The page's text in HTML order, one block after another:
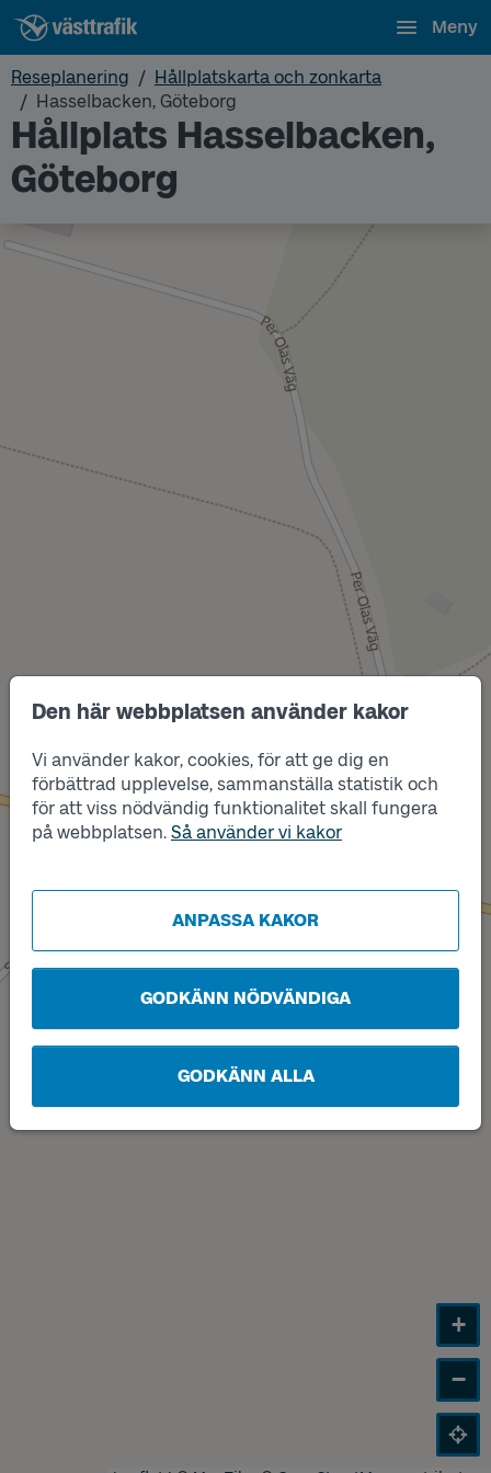
Den här webbplatsen använder kakor
Vi använder kakor, cookies, för att ge dig en
förbättrad upplevelse, sammanställa statistik och
för att viss nödvändig funktionalitet skall fungera
på webbplatsen. Så använder vi kakor
ANPASSA KAKOR
GODKÄNN NÖDVÄNDIGA
GODKÄNN ALLA
Meny
Reseplanering
Hållplatskarta och zonkarta
Hasselbacken, Göteborg
Hållplats Hasselbacken,
Göteborg
Läge
A Läge
B
+
−